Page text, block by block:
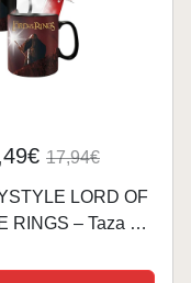
17,94€
LORD OF
RINGS – Taza de